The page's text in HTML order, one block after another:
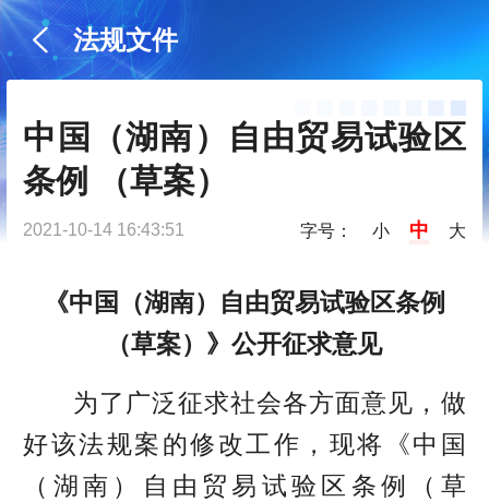
法规文件
中国（湖南）自由贸易试验区
条例 （草案）
2021-10-14 16:43:51 字号： 小 中 大
《中国（湖南）自由贸易试验区条例
（草案）》公开征求意见
为了广泛征求社会各方面意见，做
好该法规案的修改工作，现将《中国
（湖南）自由贸易试验区条例（草